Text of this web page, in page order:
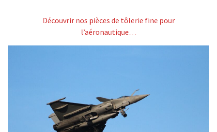
Découvrir nos pièces de tôlerie fine pour
l’aéronautique…